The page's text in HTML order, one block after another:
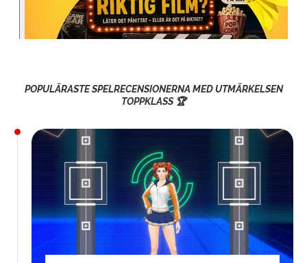
POPULÄRASTE SPELRECENSIONERNA MED UTMÄRKELSEN
TOPPKLASS 🏆